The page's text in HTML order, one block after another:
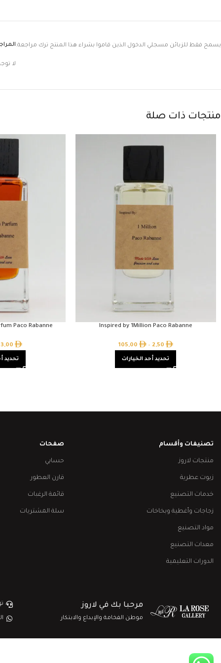
لا
يسمح فقط للزبائن مسجلي الدخول الذين قاموا بشراء هذا المنتج ترك مراجعة.
منتجات ذات صلة
Inspired by 1Million Paco Rabanne
2,50
–
105,00
تحديد أحد الخيارات
Paco Rabanne
3,00
تحديد
تصنيفات وأقسام
منتجات لاروز
زيوت عطرية
خدمات التصنيع
زجاجات وأغطية وبخاخات
مواد التصنيع
معدات التصنيع
الدورات التعليمية
صفحات
حسابي
قارن العطور
قائمة الرغبات
سلة المشتريات
مرحبا بك في لاروز
موطن الفخامة والإبداع والابتكار